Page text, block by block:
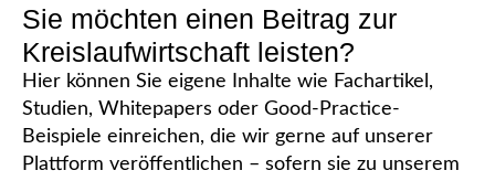
Sie möchten einen Beitrag zur
Kreislaufwirtschaft leisten?
Hier können Sie eigene Inhalte wie Fachartikel,
Studien, Whitepapers oder Good-Practice-
Beispiele einreichen, die wir gerne auf unserer
Plattform veröffentlichen – sofern sie zu unserem